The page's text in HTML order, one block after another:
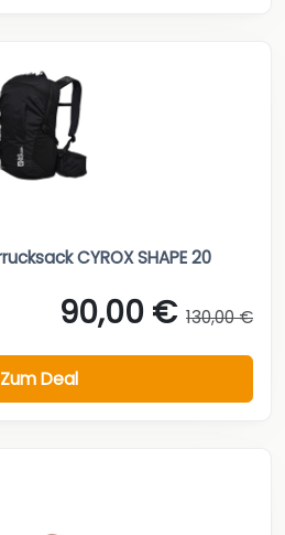
CYROX SHAPE 20
90,00 € 130,00 €
Zum Deal